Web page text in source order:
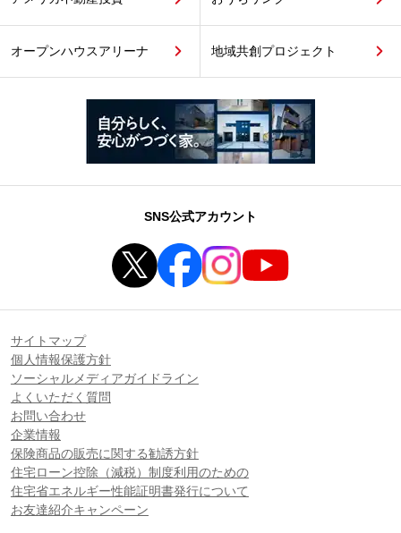
オープンハウスアリーナ 地域共創プロジェクト
SNS公式アカウント
サイトマップ
個人情報保護方針
ソーシャルメディアガイドライン
よくいただく質問
お問い合わせ
企業情報
保険商品の販売に関する勧誘方針
住宅ローン控除（減税）制度利用のための
住宅省エネルギー性能証明書発行について
お友達紹介キャンペーン